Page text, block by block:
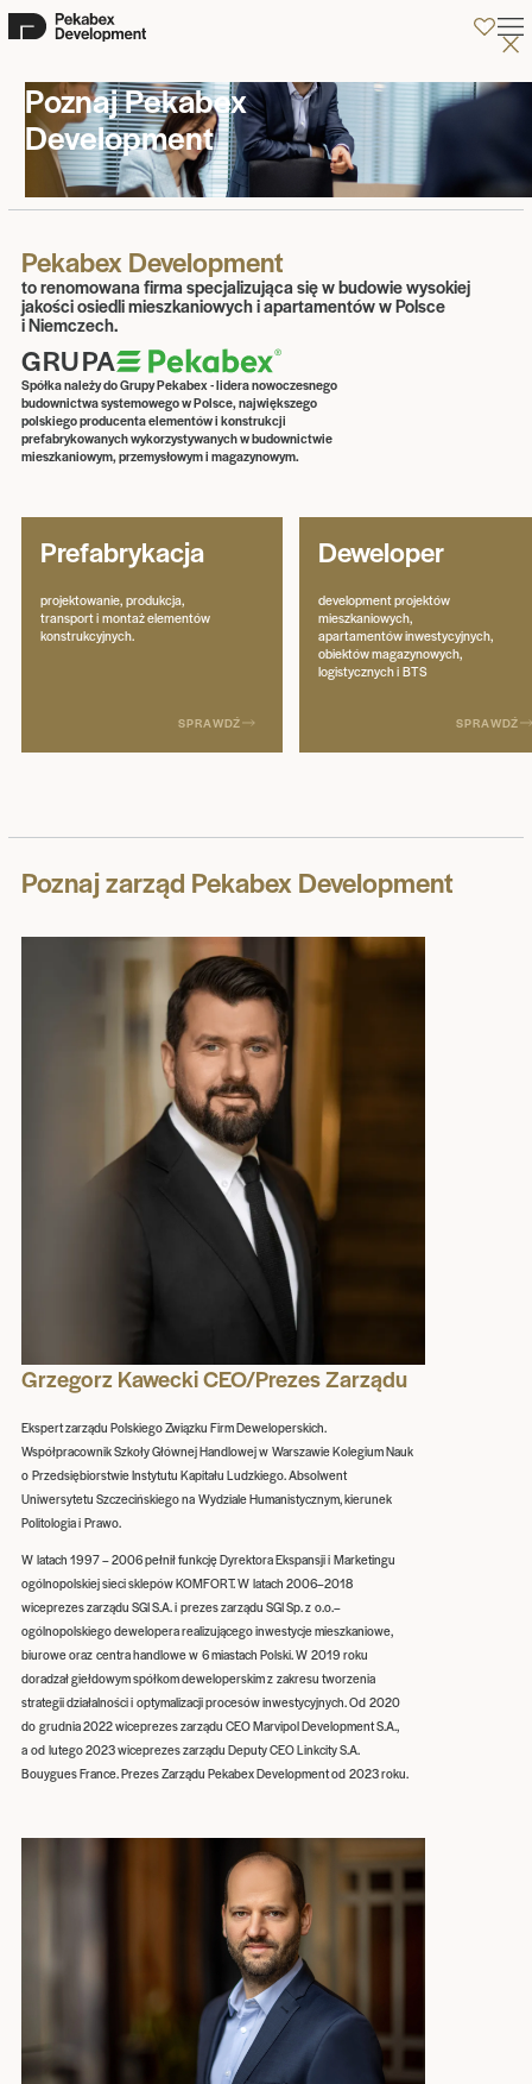
0
Poznaj Pekabex
Development
Pekabex Development
to renomowana firma specjalizująca się w budowie wysokiej
jakości osiedli mieszkaniowych i apartamentów w Polsce
i Niemczech.
GRUPA
Spółka należy do Grupy Pekabex - lidera nowoczesnego
budownictwa systemowego w Polsce, największego
polskiego producenta elementów i konstrukcji
prefabrykowanych wykorzystywanych w budownictwie
mieszkaniowym, przemysłowym i magazynowym.
Prefabrykacja
projektowanie, produkcja,
transport i montaż elementów
konstrukcyjnych.
SPRAWDŹ
Deweloper
development projektów
mieszkaniowych,
apartamentów inwestycyjnych,
obiektów magazynowych,
logistycznych i BTS
SPRAWDŹ
Poznaj zarząd Pekabex Development
Grzegorz Kawecki CEO/Prezes Zarządu
Ekspert zarządu Polskiego Związku Firm Deweloperskich.
Współpracownik Szkoły Głównej Handlowej w Warszawie Kolegium Nauk
o Przedsiębiorstwie Instytutu Kapitału Ludzkiego. Absolwent
Uniwersytetu Szczecińskiego na Wydziale Humanistycznym, kierunek
Politologia i Prawo.
W latach 1997 – 2006 pełnił funkcję Dyrektora Ekspansji i Marketingu
ogólnopolskiej sieci sklepów KOMFORT. W latach 2006–2018
wiceprezes zarządu SGI S.A. i prezes zarządu SGI Sp. z o.o.–
ogólnopolskiego dewelopera realizującego inwestycje mieszkaniowe,
biurowe oraz centra handlowe w 6 miastach Polski. W 2019 roku
doradzał giełdowym spółkom deweloperskim z zakresu tworzenia
strategii działalności i optymalizacji procesów inwestycyjnych. Od 2020
do grudnia 2022 wiceprezes zarządu CEO Marvipol Development S.A.,
a od lutego 2023 wiceprezes zarządu Deputy CEO Linkcity S.A.
Bouygues France. Prezes Zarządu Pekabex Development od 2023 roku.